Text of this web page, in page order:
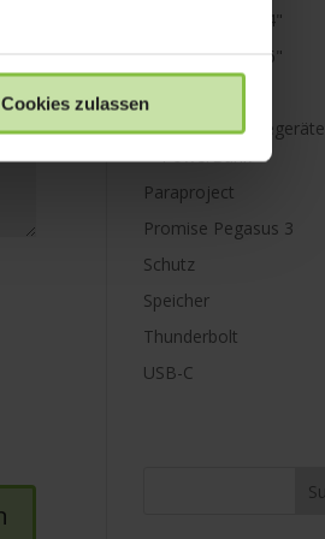
Cookies zulassen
MacBook Pro 14"
MacBook Pro 16"
Netzteile & Ladegeräte
PowerBank
Paraproject
Promise Pegasus 3
Schutz
Speicher
Thunderbolt
USB-C